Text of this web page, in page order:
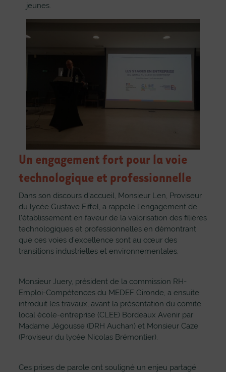
jeunes.
Un engagement fort pour la voie
technologique et professionnelle
Dans son discours d’accueil, Monsieur Len, Proviseur
du lycée Gustave Eiffel, a rappelé l’engagement de
l’établissement en faveur de la valorisation des filières
technologiques et professionnelles en démontrant
que ces voies d’excellence sont au cœur des
transitions industrielles et environnementales.
Monsieur Juery, président de la commission RH-
Emploi-Compétences du MEDEF Gironde, a ensuite
introduit les travaux, avant la présentation du comité
local école-entreprise (CLEE) Bordeaux Avenir par
Madame Jégousse (DRH Auchan) et Monsieur Caze
(Proviseur du lycée Nicolas Brémontier).
Ces prises de parole ont souligné un enjeu partagé :